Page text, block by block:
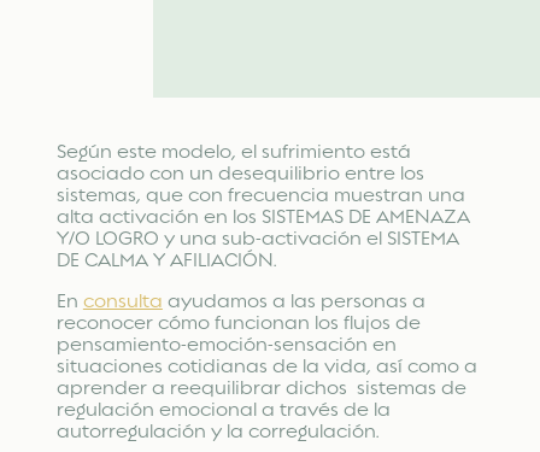
Según este modelo, el sufrimiento está
asociado con un desequilibrio entre los
sistemas, que con frecuencia muestran una
alta activación en los SISTEMAS DE AMENAZA
Y/O LOGRO y una sub-activación el SISTEMA
DE CALMA Y AFILIACIÓN.
En consulta ayudamos a las personas a
reconocer cómo funcionan los flujos de
pensamiento-emoción-sensación en
situaciones cotidianas de la vida, así como a
aprender a reequilibrar dichos sistemas de
regulación emocional a través de la
autorregulación y la corregulación.